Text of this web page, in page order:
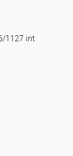
1127 int